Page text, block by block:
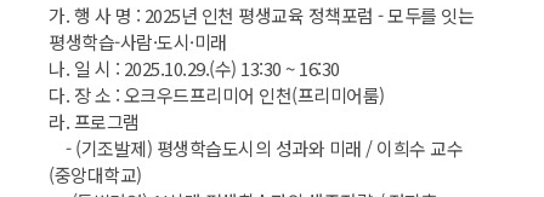
가. 행 사 명 : 2025년 인천 평생교육 정책포럼 - 모두를 잇는
평생학습-사람·도시·미래
나. 일 시 : 2025.10.29.(수) 13:30 ~ 16:30
다. 장 소 : 오크우드프리미어 인천(프리미어룸)
라. 프로그램
- (기조발제) 평생학습도시의 성과와 미래 / 이희수 교수
(중앙대학교)